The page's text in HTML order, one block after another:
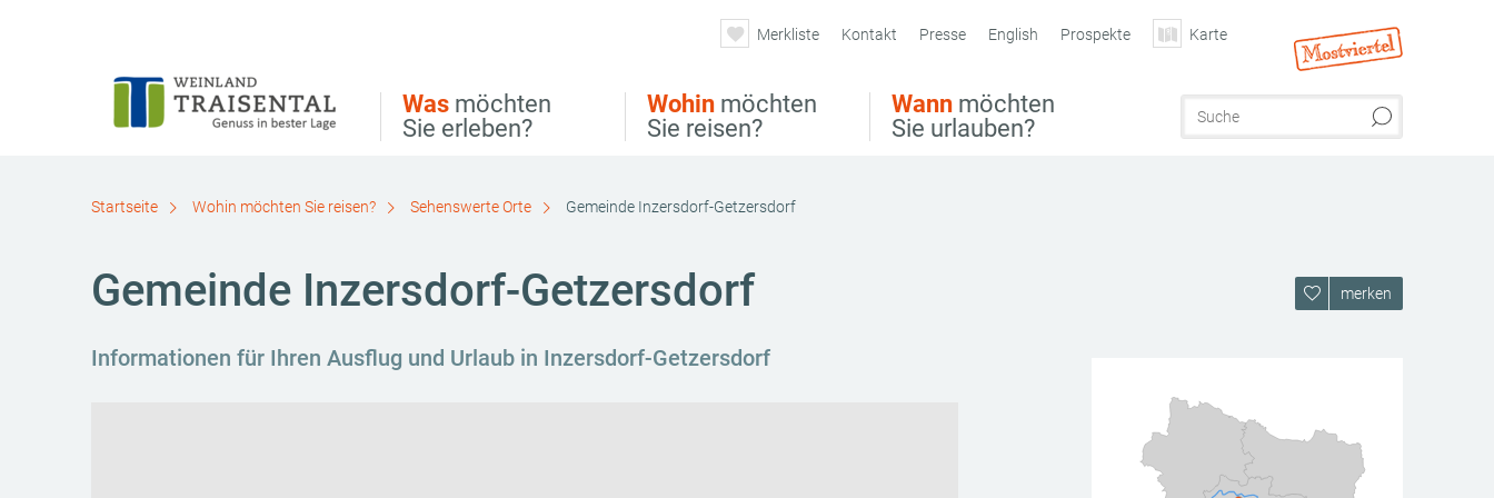
Was möchten
Sie erleben?
Wohin möchten
Sie reisen?
Wann möchten
Sie urlauben?
Merkliste Kontakt Presse English Prospekte Karte
Startseite Wohin möchten Sie reisen? Sehenswerte Orte Gemeinde Inzersdorf-Getzersdorf
Gemeinde Inzersdorf-Getzersdorf
Informationen für Ihren Ausflug und Urlaub in Inzersdorf-Getzersdorf
merken